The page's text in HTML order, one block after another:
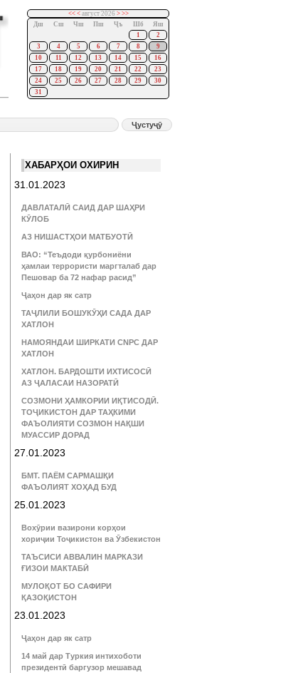
<< <август 2026 > >>
Дш
Сш Чш Пш Ҷъ Шб
Яш
1
2
3
4 5 6 7 8
9
10
11 12 13 14 15
16
17
18 19 20 21 22
23
24
25 26 27 28 29
30
31
ХАБАРҲОИ ОХИРИН
31.01.2023
ДАВЛАТАЛӢ САИД ДАР ШАҲРИ
КӮЛОБ
АЗ НИШАСТҲОИ МАТБУОТӢ
ВАО: “Теъдоди қурбониёни
ҳамлаи террористи маргталаб дар
Пешовар ба 72 нафар расид”
Ҷаҳон дар як сатр
ТАҶЛИЛИ БОШУКӮҲИ САДА ДАР
ХАТЛОН
НАМОЯНДАИ ШИРКАТИ CNPC ДАР
ХАТЛОН
ХАТЛОН. БАРДОШТИ ИХТИСОСӢ
АЗ ҶАЛАСАИ НАЗОРАТӢ
СОЗМОНИ ҲАМКОРИИ ИҚТИСОДӢ.
ТОҶИКИСТОН ДАР ТАҲКИМИ
ФАЪОЛИЯТИ СОЗМОН НАҚШИ
МУАССИР ДОРАД
27.01.2023
БМТ. ПАЁМ САРМАШҚИ
ФАЪОЛИЯТ ХОҲАД БУД
25.01.2023
Вохӯрии вазирони корҳои
хориҷии Тоҷикистон ва Ӯзбекистон
ТАЪСИСИ АВВАЛИН МАРКАЗИ
ҒИЗОИ МАКТАБӢ
МУЛОҚОТ БО САФИРИ
ҚАЗОҚИСТОН
23.01.2023
Ҷаҳон дар як сатр
14 май дар Туркия интихоботи
президентӣ баргузор мешавад